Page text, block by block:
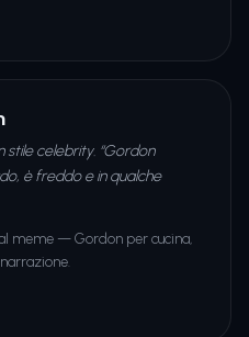
stile celebrity. “Gordon
è freddo e in qualche
meme — Gordon per cucina,